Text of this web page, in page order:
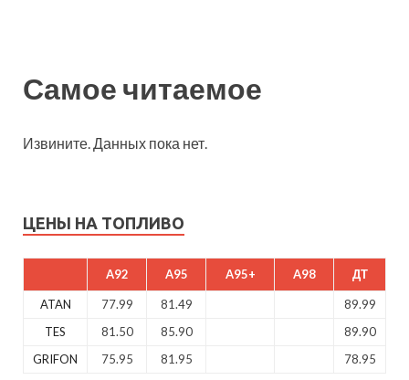
Самое читаемое
Извините. Данных пока нет.
ЦЕНЫ НА ТОПЛИВО
A92 A95 A95+ A98 ДТ
ATAN 77.99 81.49
89.99
TES
81.50 85.90
89.90
GRIFON
75.95 81.95 78.95